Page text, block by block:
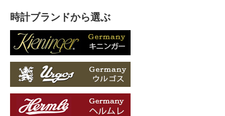
時計ブランドから選ぶ